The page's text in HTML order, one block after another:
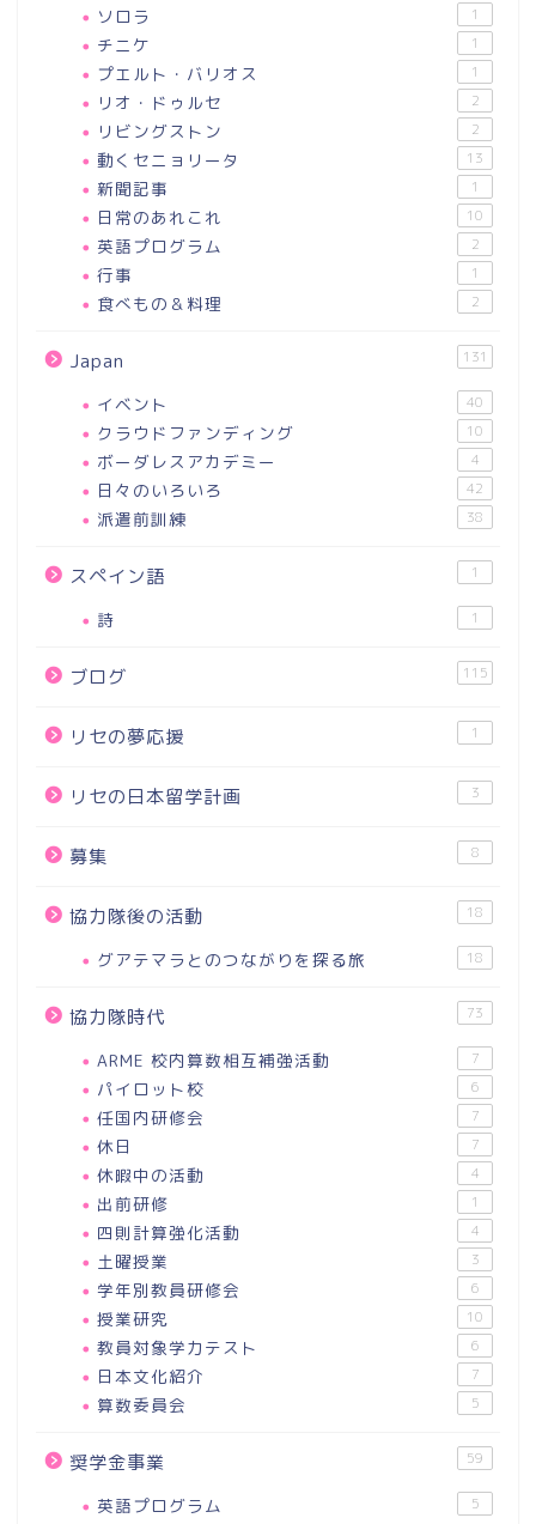
ソロラ 1
チニケ 1
プエルト・バリオス 1
リオ・ドゥルセ 2
リビングストン 2
動くセニョリータ 13
新聞記事 1
日常のあれこれ 10
英語プログラム 2
行事 1
食べもの＆料理 2
Japan 131
イベント 40
クラウドファンディング 10
ボーダレスアカデミー 4
日々のいろいろ 42
派遣前訓練 38
スペイン語 1
詩 1
ブログ 115
リセの夢応援 1
リセの日本留学計画 3
募集 8
協力隊後の活動 18
グアテマラとのつながりを探る旅 18
協力隊時代 73
ARME 校内算数相互補強活動 7
パイロット校 6
任国内研修会 7
休日 7
休暇中の活動 4
出前研修 1
四則計算強化活動 4
土曜授業 3
学年別教員研修会 6
授業研究 10
教員対象学力テスト 6
日本文化紹介 7
算数委員会 5
奨学金事業 59
英語プログラム 5